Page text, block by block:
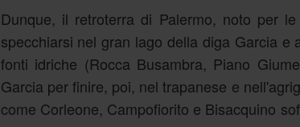
Dunque, il retroterra di Palermo, noto per
specchiarsi nel gran lago della diga Garcia
fonti idriche (Rocca Busambra, Piano
Garcia per finire, poi, nel trapanese e
come Corleone, Campofiorito e Bisacquino